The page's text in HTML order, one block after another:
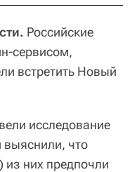
Российские
сервисом,
встретить Новый
исследование
выяснили, что
из них предпочли